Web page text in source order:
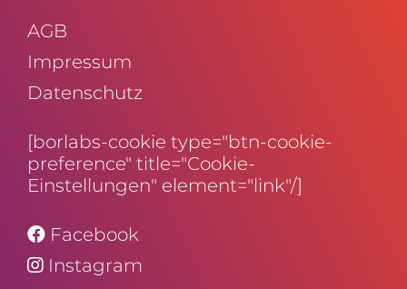
AGB
Impressum
Daten­schutz
[borlabs-cookie type="btn-cookie-
preference" title="Cookie-
Einstellungen" element="link"/]
Facebook
Instagram